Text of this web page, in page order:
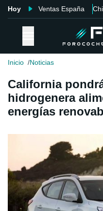
Hoy Ventas España
Inicio Noticias
California
hidrogenera
energías